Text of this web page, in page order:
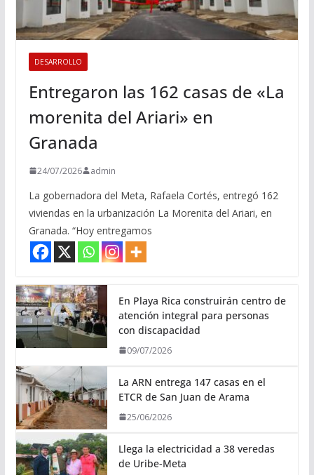
DESARROLLO
Entregaron las 162 casas de «La
morenita del Ariari» en
Granada
24/07/2026 admin
La gobernadora del Meta, Rafaela Cortés, entregó 162
viviendas en la urbanización La Morenita del Ariari, en
Granada. “Hoy entregamos
En Playa Rica construirán centro de
atención integral para personas
con discapacidad
09/07/2026
La ARN entrega 147 casas en el
ETCR de San Juan de Arama
25/06/2026
Llega la electricidad a 38 veredas
de Uribe-Meta